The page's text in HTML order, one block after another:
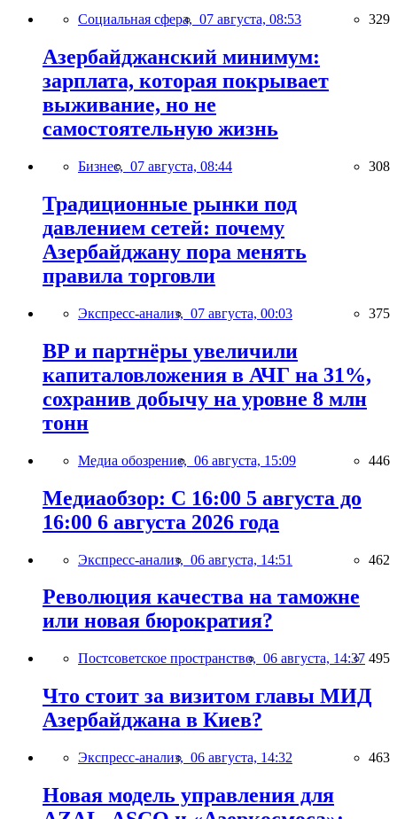
Социальная сфера, 07 августа, 08:53 329
Азербайджанский минимум:
зарплата, которая покрывает
выживание, но не
самостоятельную жизнь
Бизнес, 07 августа, 08:44 308
Традиционные рынки под
давлением сетей: почему
Азербайджану пора менять
правила торговли
Экспресс-анализ, 07 августа, 00:03 375
BP и партнёры увеличили
капиталовложения в АЧГ на 31%,
сохранив добычу на уровне 8 млн
тонн
Медиа обозрение, 06 августа, 15:09 446
Медиаобзор: С 16:00 5 августа до
16:00 6 августа 2026 года
Экспресс-анализ, 06 августа, 14:51 462
Революция качества на таможне
или новая бюрократия?
Постсоветское пространство, 06 августа, 14:37 495
Что стоит за визитом главы МИД
Азербайджана в Киев?
Экспресс-анализ, 06 августа, 14:32 463
Новая модель управления для